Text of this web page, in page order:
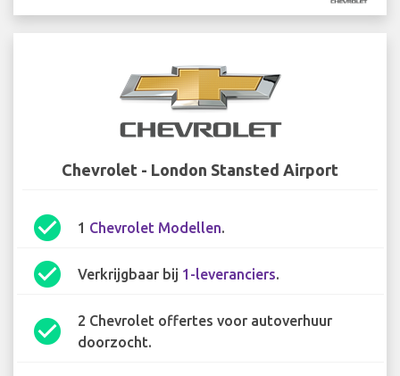
Chevrolet - London Stansted Airport
check_circle 1 Chevrolet Modellen.
check_circle Verkrijgbaar bij 1-leveranciers.
check_circle
2 Chevrolet offertes voor autoverhuur
doorzocht.